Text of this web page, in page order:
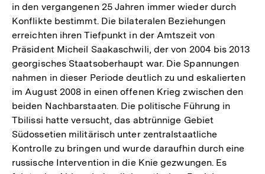
in den vergangenen 25 Jahren immer wieder durch
Konflikte bestimmt. Die bilateralen Beziehungen
erreichten ihren Tiefpunkt in der Amtszeit von
Präsident Micheil Saakaschwili, der von 2004 bis 2013
georgisches Staatsoberhaupt war. Die Spannungen
nahmen in dieser Periode deutlich zu und eskalierten
im August 2008 in einen offenen Krieg zwischen den
beiden Nachbarstaaten. Die politische Führung in
Tbilissi hatte versucht, das abtrünnige Gebiet
Südossetien militärisch unter zentralstaatliche
Kontrolle zu bringen und wurde daraufhin durch eine
russische Intervention in die Knie gezwungen. Es